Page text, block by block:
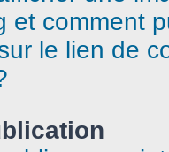
et comment
le lien de